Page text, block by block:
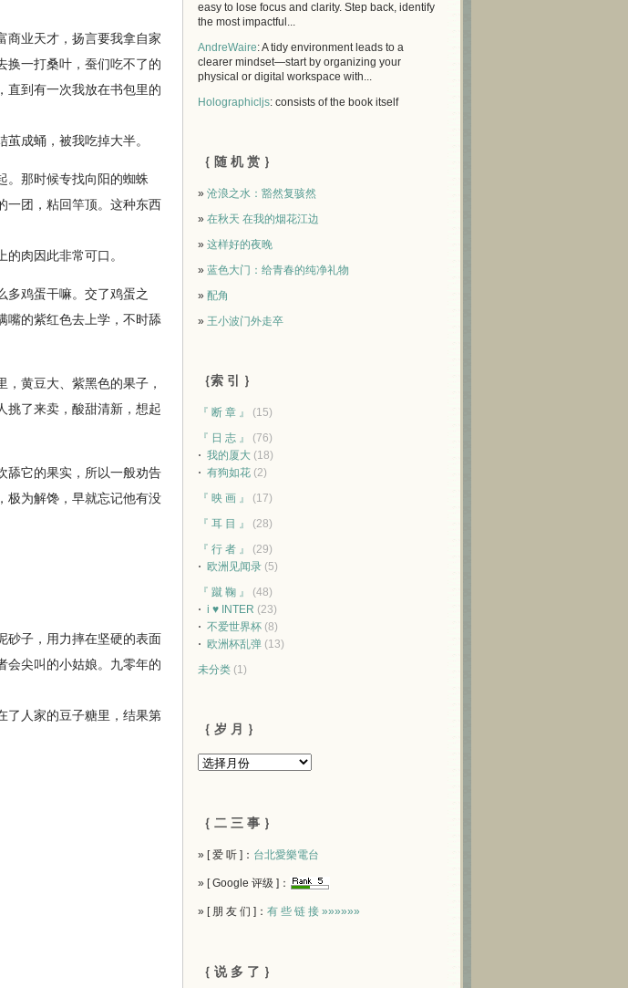
业天才，扬言要我拿自家
换一打桑叶，蚕们吃不了的
直到有一次我放在书包里的
成蛹，被我吃掉大半。
。那时候专找向阳的蜘蛛
一团，粘回竿顶。这种东西
肉因此非常可口。
多鸡蛋干嘛。交了鸡蛋之
嘴的紫红色去上学，不时舔
黄豆大、紫黑色的果子，
挑了来卖，酸甜清新，想起
舔它的果实，所以一般劝告
极为解馋，早就忘记他有没
砂子，用力摔在坚硬的表面
会尖叫的小姑娘。九零年的
人家的豆子糖里，结果第
easy to lose focus and clarity. Step back, identify
the most impactful...
AndreWaire: A tidy environment leads to a
clearer mindset—start by organizing your
physical or digital workspace with...
Holographicljs: consists of the book itself
｛ 随 机 赏 ｝
» 沧浪之水：豁然复骇然
» 在秋天 在我的烟花江边
» 这样好的夜晚
» 蓝色大门：给青春的纯净礼物
» 配角
» 王小波门外走卒
｛索 引 ｝
『 断 章 』
(15)
『 日 志 』
(76)
我的厦大 (18)
有狗如花 (2)
『 映 画 』
(17)
『 耳 目 』
(28)
『 行 者 』
(29)
欧洲见闻录 (5)
『 蹴 鞠 』
(48)
i ♥ INTER (23)
不爱世界杯 (8)
欧洲杯乱弹 (13)
未分类 (1)
｛ 岁 月 ｝
｛ 二 三 事 ｝
» [ 爱 听 ]： 台北愛樂電台
» [ Google 评级 ]：
» [ 朋 友 们 ]： 有 些 链 接 »»»»»»
｛ 说 多 了 ｝